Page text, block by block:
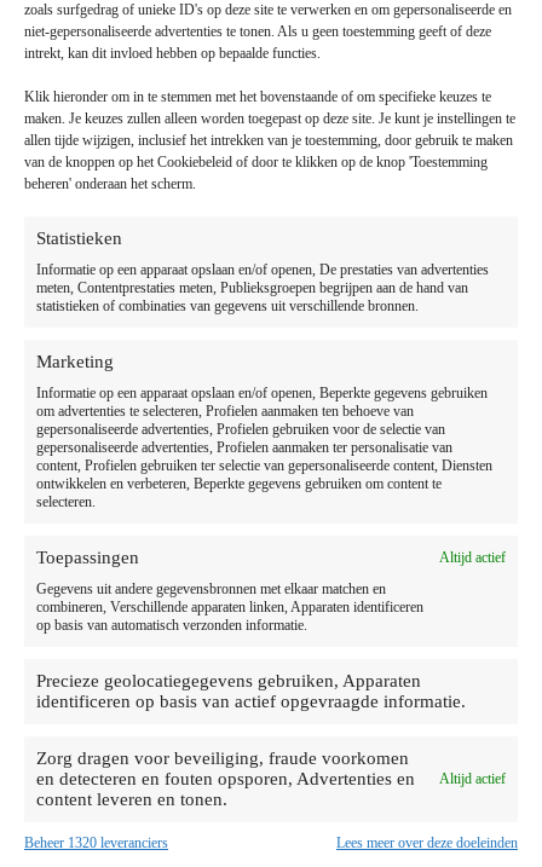
zoals surfgedrag of unieke ID's op deze site te verwerken en om gepersonaliseerde en
niet-gepersonaliseerde advertenties te tonen. Als u geen toestemming geeft of deze
intrekt, kan dit invloed hebben op bepaalde functies.
Klik hieronder om in te stemmen met het bovenstaande of om specifieke keuzes te
maken. Je keuzes zullen alleen worden toegepast op deze site. Je kunt je instellingen te
allen tijde wijzigen, inclusief het intrekken van je toestemming, door gebruik te maken
van de knoppen op het Cookiebeleid of door te klikken op de knop 'Toestemming
beheren' onderaan het scherm.
Statistieken
Informatie op een apparaat opslaan en/of openen, De prestaties van advertenties
meten, Contentprestaties meten, Publieksgroepen begrijpen aan de hand van
statistieken of combinaties van gegevens uit verschillende bronnen.
Marketing
Informatie op een apparaat opslaan en/of openen, Beperkte gegevens gebruiken
om advertenties te selecteren, Profielen aanmaken ten behoeve van
gepersonaliseerde advertenties, Profielen gebruiken voor de selectie van
gepersonaliseerde advertenties, Profielen aanmaken ter personalisatie van
content, Profielen gebruiken ter selectie van gepersonaliseerde content, Diensten
ontwikkelen en verbeteren, Beperkte gegevens gebruiken om content te
selecteren.
Toepassingen
Altijd actief
Gegevens uit andere gegevensbronnen met elkaar matchen en
combineren, Verschillende apparaten linken, Apparaten identificeren
op basis van automatisch verzonden informatie.
Precieze geolocatiegegevens gebruiken, Apparaten
identificeren op basis van actief opgevraagde informatie.
Zorg dragen voor beveiliging, fraude voorkomen
en detecteren en fouten opsporen, Advertenties en
content leveren en tonen.
Altijd actief
Beheer 1320 leveranciers Lees meer over deze doeleinden
Kleur: Thyme
Thyme
Afmeting: 50 x 50 cm
40 x 60 cm 50 x 50 cm 60 x 60 cm 65 x 65 cm
Wissen
15,50
Op voorraad
Waarom kiezen voor Kussenwereld.nl?
Duurzame topkwaliteit voor jarenlang comfort
Snelle levering tegen scherpe prijzen
Grote keuze in kleuren, maten en stijlen
Perfect voor binnen- en buitengebruik
Aanvullende informatie
Beoordelingen (0)